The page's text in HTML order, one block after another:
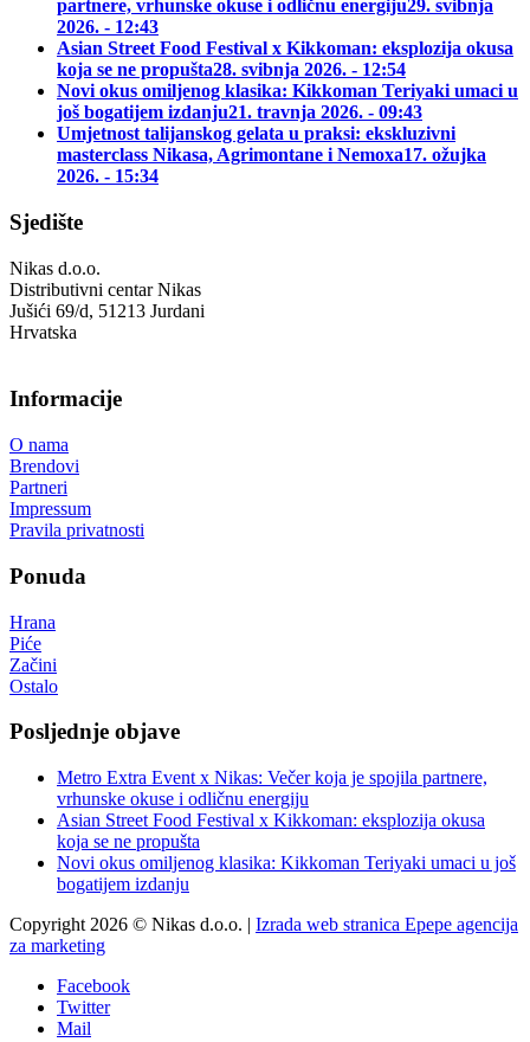
partnere, vrhunske okuse i odličnu energiju29. svibnja
2026. - 12:43
Asian Street Food Festival x Kikkoman: eksplozija okusa
koja se ne propušta28. svibnja 2026. - 12:54
Novi okus omiljenog klasika: Kikkoman Teriyaki umaci u
još bogatijem izdanju21. travnja 2026. - 09:43
Umjetnost talijanskog gelata u praksi: ekskluzivni
masterclass Nikasa, Agrimontane i Nemoxa17. ožujka
2026. - 15:34
Sjedište
Nikas d.o.o.
Distributivni centar Nikas
Jušići 69/d, 51213 Jurdani
Hrvatska
Informacije
O nama
Brendovi
Partneri
Impressum
Pravila privatnosti
Ponuda
Hrana
Piće
Začini
Ostalo
Posljednje objave
Metro Extra Event x Nikas: Večer koja je spojila partnere,
vrhunske okuse i odličnu energiju
Asian Street Food Festival x Kikkoman: eksplozija okusa
koja se ne propušta
Novi okus omiljenog klasika: Kikkoman Teriyaki umaci u još
bogatijem izdanju
Copyright 2026 © Nikas d.o.o. | Izrada web stranica Epepe agencija
za marketing
Facebook
Twitter
Mail